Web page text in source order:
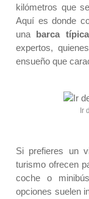
kilómetros que
Aquí es donde
una barca
expertos,
ensueño que
Ir
Si prefieres un
turismo ofrecen
coche o
opciones suelen